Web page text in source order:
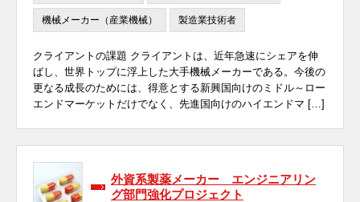
機械メーカー（産業機械） 製造業技術者
クライアントの課題 クライアントは、近年急速にシェアを伸
ばし、世界トップに浮上した大手機械メーカーである。今後の
更なる成長のためには、得意とする新興国向けのミドル～ロー
エンドマーケットだけでなく、先進国向けのハイエンドマ […]
外資系製薬メーカー エンジニアリン
グ部門強化プロジェクト